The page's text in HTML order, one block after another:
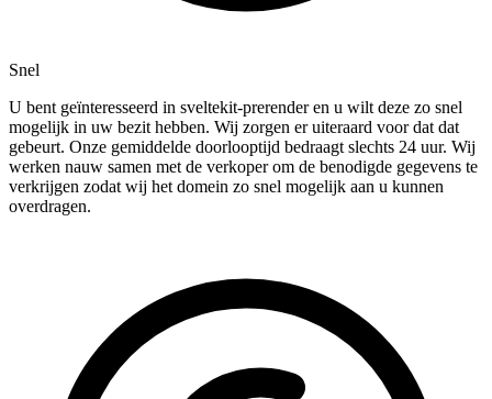
Snel
U bent geïnteresseerd in sveltekit-prerender en u wilt deze zo snel
mogelijk in uw bezit hebben. Wij zorgen er uiteraard voor dat dat
gebeurt. Onze gemiddelde doorlooptijd bedraagt slechts 24 uur. Wij
werken nauw samen met de verkoper om de benodigde gegevens te
verkrijgen zodat wij het domein zo snel mogelijk aan u kunnen
overdragen.